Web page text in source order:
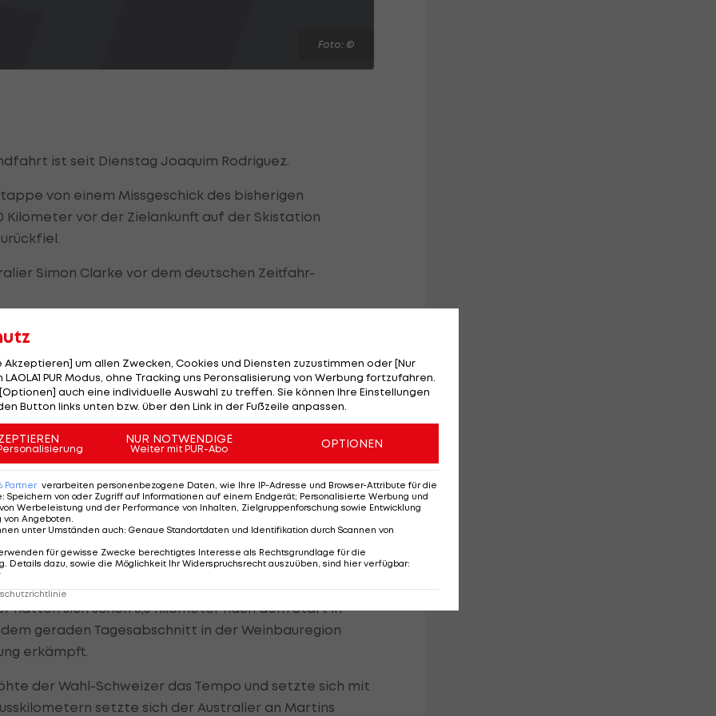
Foto: ©
ist seit Dienstag Joaquim Rodriguez.
von einem Missgeschick des bisherigen
vor der Zielankunft auf der Skistation
Simon Clarke vor dem deutschen Zeitfahr-
auf den Tour-Zweiten Christopher Froome und fünf
schon am Vortag auf dem finalen Anstieg attackiert,
Rivalen nicht lösen können.
zum Verhängnis. Der Anfang des Jahres aus
kam just in dem Moment mit anderen Fahrern zu
Rückstand nicht aufholen, und auch am Berg fehlte
hatten sich schon 3,5 Kilometer nach dem Start in
geraden Tagesabschnitt in der Weinbauregion
erkämpft.
der Wahl-Schweizer das Tempo und setzte sich mit
setzte sich der Australier an Martins
Akzeptieren] um allen Zwecken, Cookies und Diensten zuzustimmen oder [Nur
PUR Modus, ohne Tracking uns Peronsalisierung von Werbung fortzufahren.
auch eine individuelle Auswahl zu treffen. Sie können Ihre Einstellungen
Button links unten bzw. über den Link in der Fußzeile anpassen.
NUR NOTWENDIGE
Weiter mit PUR-Abo OPTIONEN
Partner verarbeiten personenbezogene Daten, wie Ihre IP-Adresse und Browser-Attribute für die
: Speichern von oder Zugriff auf Informationen auf einem Endgerät; Personalisierte Werbung und
Werbeleistung und der Performance von Inhalten, Zielgruppenforschung sowie Entwicklung
von Angeboten.
unter Umständen auch: Genaue Standortdaten und Identifikation durch Scannen von
für gewisse Zwecke berechtigtes Interesse als Rechtsgrundlage für die
Details dazu, sowie die Möglichkeit Ihr Widerspruchsrecht auszuüben, sind hier verfügbar: